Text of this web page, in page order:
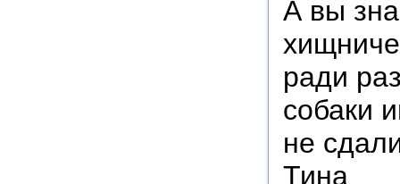
А вы
ради
собаки
не
Тина